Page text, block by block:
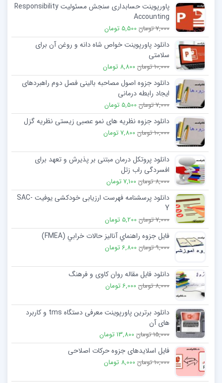
پاورپوینت حسابداری سنجش مسئولیت Responsibility
Accounting
7,000 تومان 5,500 تومان
دانلود پاورپوینت خواص شاه دانه و روغن آن برای
سلامتی
10,000 تومان 8,800 تومان
دانلود جزوه اصول مصاحبه بالینی فصل دوم راهبردهای
ایجاد رابطه درمانی
7,000 تومان 5,500 تومان
دانلود جزوه نظریه های نمو عصبی زیستی نظریه گزل
10,000 تومان 7,800 تومان
دانلود پروتکل درمان مبتنی بر پذیرش و تعهد برای
افسردگی راب زتل
8,000 تومان 7,100 تومان
دانلود پرسشنامه فهرست ارزیابی خودکشی یوفیت SAC-
Y
7,000 تومان 5,200 تومان
فایل جزوه راهنماي آناليز حالات خرابي (FMEA)
9,000 تومان 6,800 تومان
دانلود فایل مقاله روان کاوی و فرهنگ
8,000 تومان 6,000 تومان
دانلود برترین پاورپوینت معرفی دستگاه tms و کاربرد
های آن
15,000 تومان 13,800 تومان
فایل اسلایدهای جزوه حرکات اصلاحی
10,000 تومان 8,000 تومان